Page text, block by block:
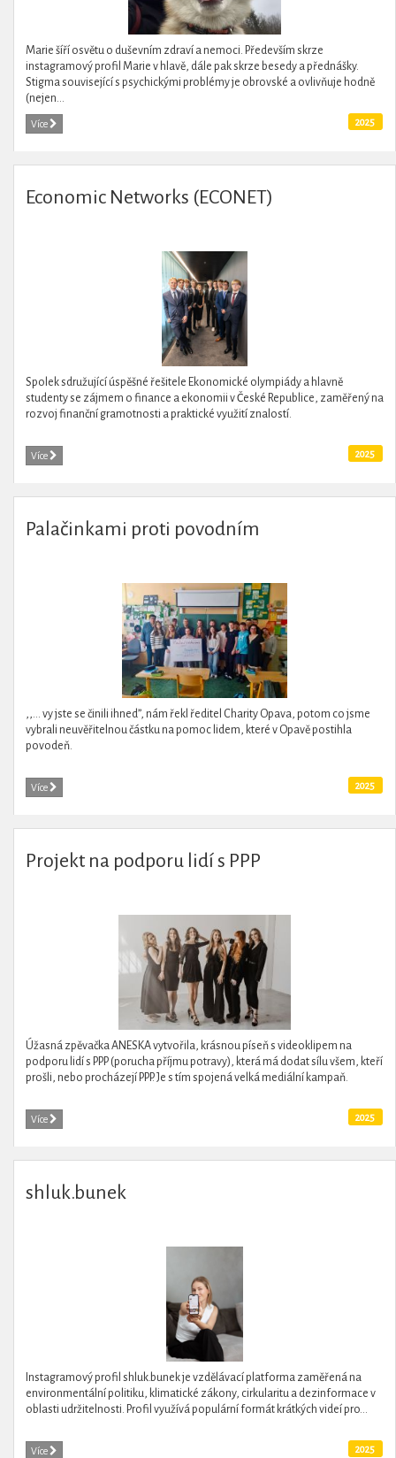
Marie šíří osvětu o duševním zdraví a nemoci. Především skrze
instagramový profil Marie v hlavě, dále pak skrze besedy a přednášky.
Stigma související s psychickými problémy je obrovské a ovlivňuje hodně
(nejen...
Více 2025
Economic Networks (ECONET)
Spolek sdružující úspěšné řešitele Ekonomické olympiády a hlavně
studenty se zájmem o finance a ekonomii v České Republice, zaměřený na
rozvoj finanční gramotnosti a praktické využití znalostí.
Více 2025
Palačinkami proti povodním
,,... vy jste se činili ihned”, nám řekl ředitel Charity Opava, potom co jsme
vybrali neuvěřitelnou částku na pomoc lidem, které v Opavě postihla
povodeň.
Více 2025
Projekt na podporu lidí s PPP
Úžasná zpěvačka ANESKA vytvořila, krásnou píseň s videoklipem na
podporu lidí s PPP (porucha příjmu potravy), která má dodat sílu všem, kteří
prošli, nebo procházejí PPP. Je s tím spojená velká mediální kampaň.
Více 2025
shluk.bunek
Instagramový profil shluk.bunek je vzdělávací platforma zaměřená na
environmentální politiku, klimatické zákony, cirkularitu a dezinformace v
oblasti udržitelnosti. Profil využívá populární formát krátkých videí pro...
Více 2025